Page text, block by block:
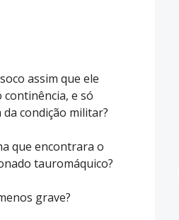
assim que ele
e só
condição militar?
que encontrara o
tauromáquico?
grave?